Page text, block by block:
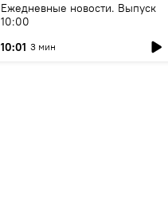
Ежедневные новости. Выпуск
10:00
10:01 3 мин